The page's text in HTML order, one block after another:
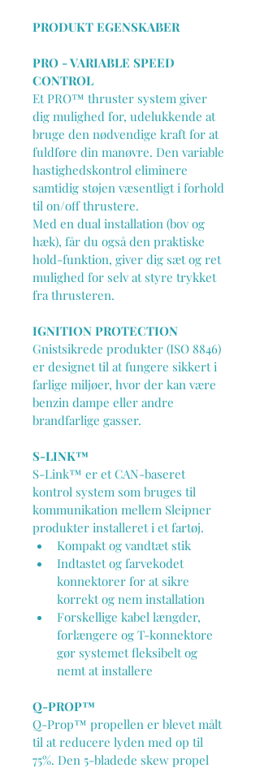
PRODUKT EGENSKABER
PRO - VARIABLE SPEED
CONTROL
Et PRO™ thruster system giver
dig mulighed for, udelukkende at
bruge den nødvendige kraft for at
fuldføre din manøvre. Den variable
hastighedskontrol eliminere
samtidig støjen væsentligt i forhold
til on/off thrustere.
Med en dual installation (bov og
hæk), får du også den praktiske
hold-funktion, giver dig sæt og ret
mulighed for selv at styre trykket
fra thrusteren.
IGNITION PROTECTION
Gnistsikrede produkter (ISO 8846)
er designet til at fungere sikkert i
farlige miljøer, hvor der kan være
benzin dampe eller andre
brandfarlige gasser.
S-LINK™
S-Link™ er et CAN-baseret
kontrol system som bruges til
kommunikation mellem Sleipner
produkter installeret i et fartøj.
Kompakt og vandtæt stik
Indtastet og farvekodet
konnektorer for at sikre
korrekt og nem installation
Forskellige kabel længder,
forlængere og T-konnektore
gør systemet fleksibelt og
nemt at installere
Q-PROP™
Q-Prop™ propellen er blevet målt
til at reducere lyden med op til
75%. Den 5-bladede skew propel